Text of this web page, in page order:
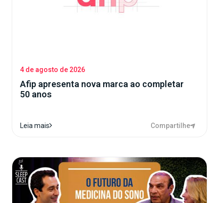
4 de agosto de 2026
Afip apresenta nova marca ao completar
50 anos
Leia mais Compartilhe